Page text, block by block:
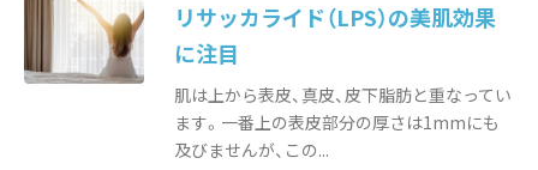
リサッカライド（LPS）の美肌効果
に注目
肌は上から表皮、真皮、皮下脂肪と重なってい
ます。一番上の表皮部分の厚さは1mmにも
及びませんが、この...